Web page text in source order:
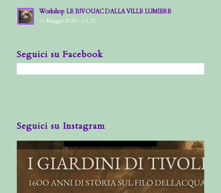
Workshop LE BIVOUAC DALLA VILLE LUMIERE
11 Maggio 2026 - 14:25
Seguici su Facebook
Seguici su Instagram